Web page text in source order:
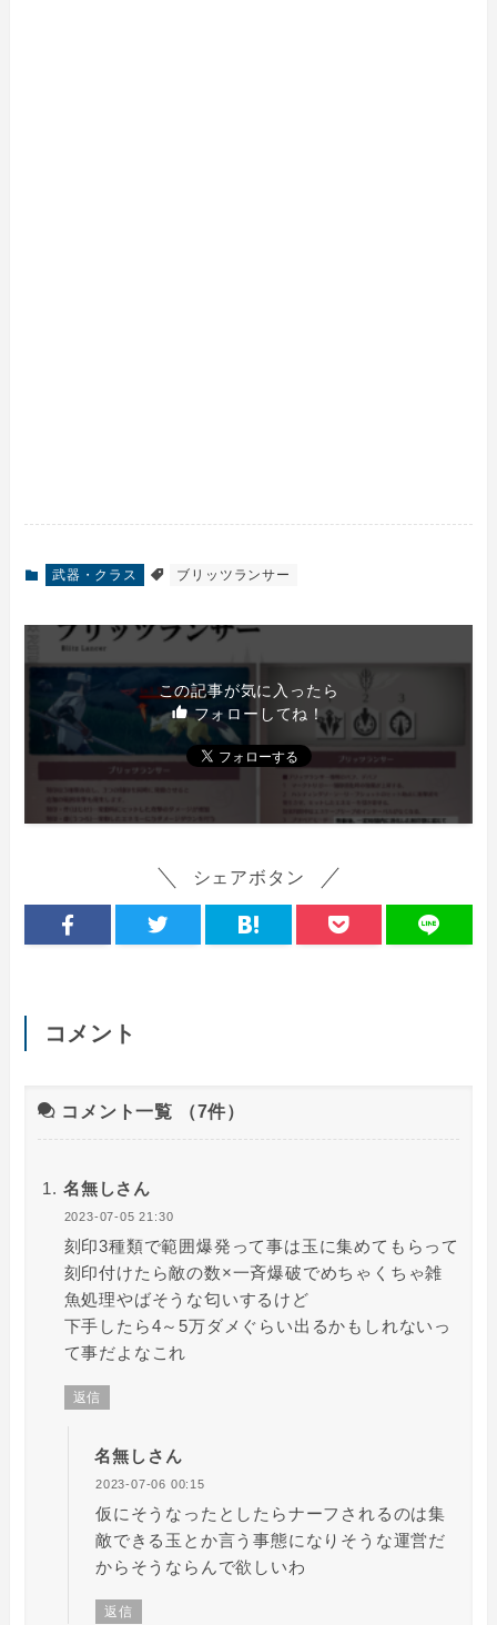
武器・クラス ブリッツランサー
この記事が気に入ったら
フォローしてね！
シェアボタン
コメント
コメント一覧 （7件）
名無しさん
2023-07-05 21:30
刻印3種類で範囲爆発って事は玉に集めてもらって
刻印付けたら敵の数×一斉爆破でめちゃくちゃ雑
魚処理やばそうな匂いするけど
下手したら4～5万ダメぐらい出るかもしれないっ
て事だよなこれ
返信
名無しさん
2023-07-06 00:15
仮にそうなったとしたらナーフされるのは集
敵できる玉とか言う事態になりそうな運営だ
からそうならんで欲しいわ
返信